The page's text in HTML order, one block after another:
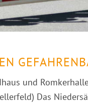
und
Das